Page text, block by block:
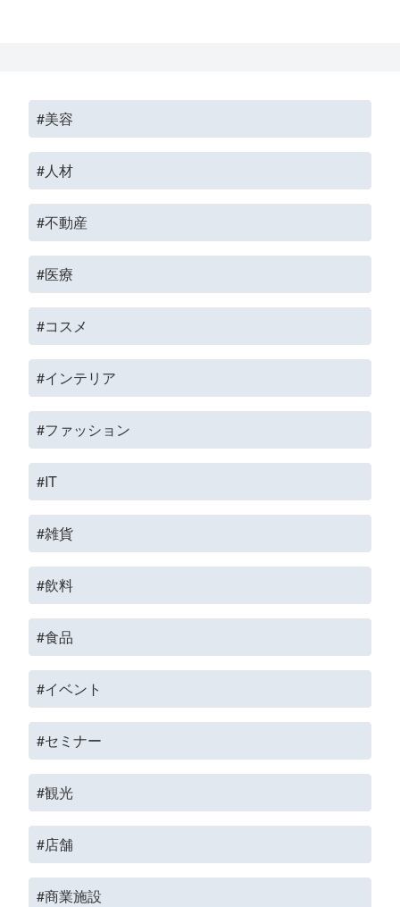
#美容
#人材
#不動産
#医療
#コスメ
#インテリア
#ファッション
#IT
#雑貨
#飲料
#食品
#イベント
#セミナー
#観光
#店舗
#商業施設